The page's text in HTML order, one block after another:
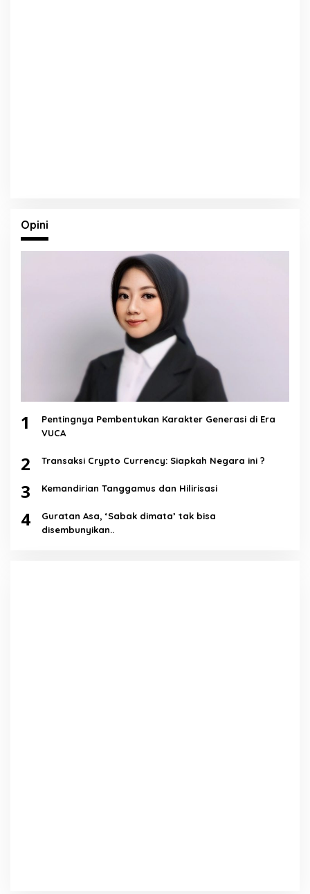
Opini
1
Pentingnya Pembentukan Karakter Generasi di Era
VUCA
2 Transaksi Crypto Currency: Siapkah Negara ini ?
3 Kemandirian Tanggamus dan Hilirisasi
4
Guratan Asa, ‘Sabak dimata’ tak bisa
disembunyikan..